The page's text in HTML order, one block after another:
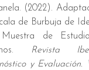
(2022).
de Burbuja de
de
Revista
y Evaluación.